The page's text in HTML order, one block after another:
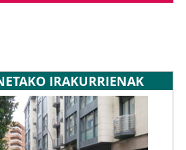
IRAKURRIENAK